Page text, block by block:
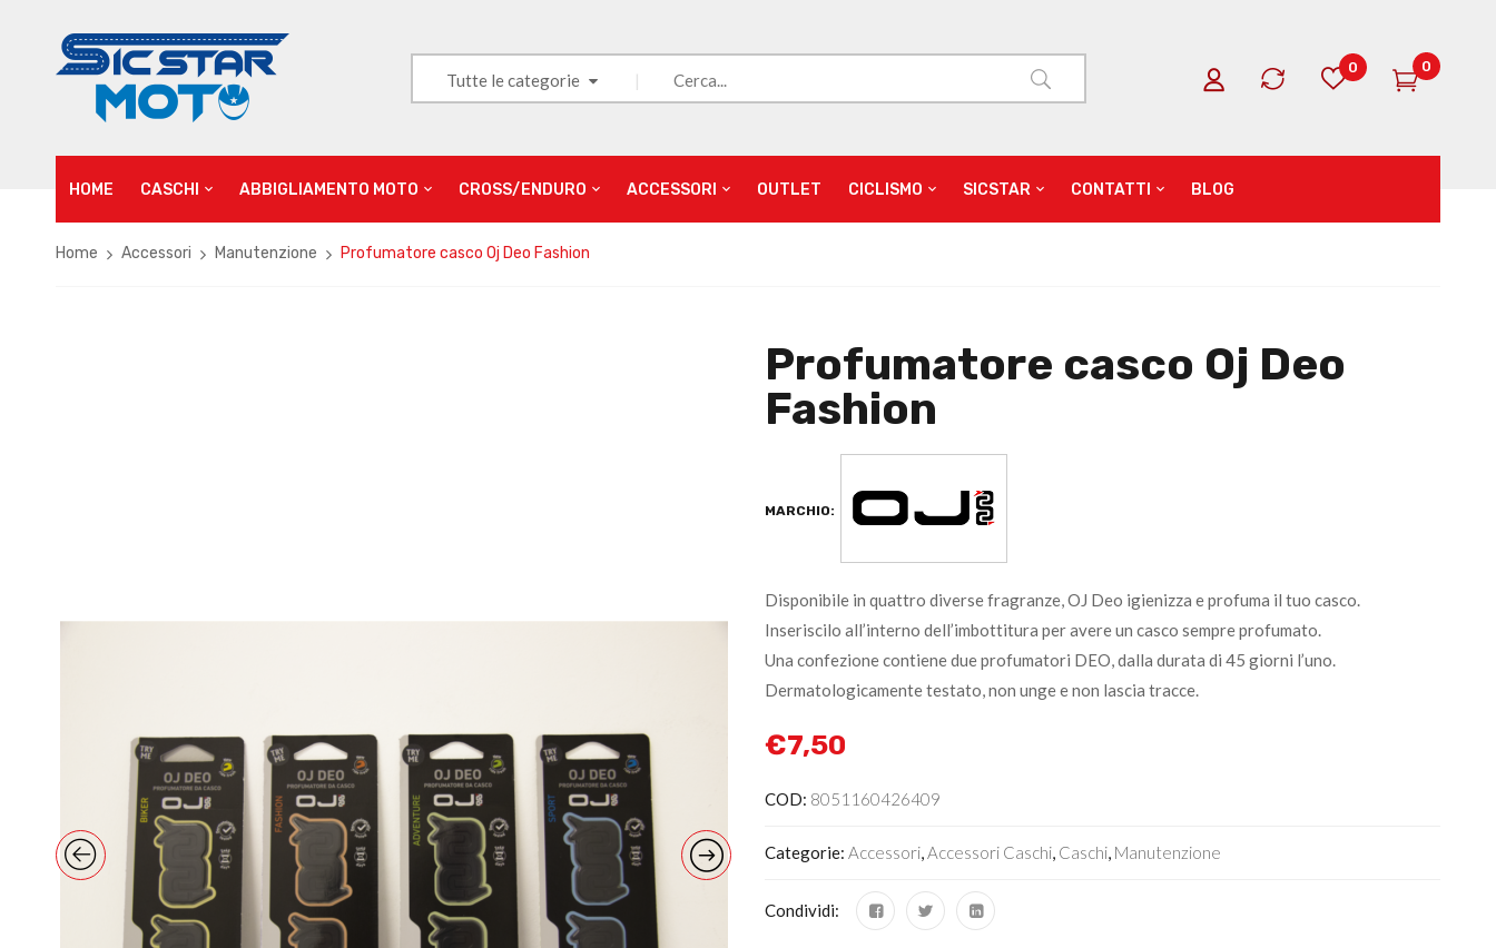
Tutte le categorie
0 0
HOME CASCHI ABBIGLIAMENTO MOTO CROSS/ENDURO ACCESSORI OUTLET CICLISMO SICSTAR CONTATTI BLOG
Home Accessori Manutenzione Profumatore casco Oj Deo Fashion
Profumatore casco Oj Deo
Fashion
MARCHIO:
Disponibile in quattro diverse fragranze, OJ Deo igienizza e profuma il tuo casco.
Inseriscilo all’interno dell’imbottitura per avere un casco sempre profumato.
Una confezione contiene due profumatori DEO, dalla durata di 45 giorni l’uno.
Dermatologicamente testato, non unge e non lascia tracce.
€7,50
COD: 8051160426409
Categorie: Accessori Accessori Caschi Caschi Manutenzione
Condividi: